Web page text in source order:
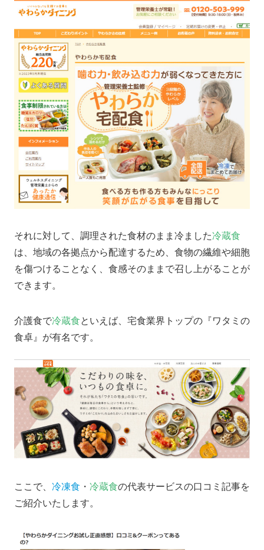
それに対して、調理された食材のまま冷ました冷蔵食
は、地域の各拠点から配達するため、食物の繊維や細胞
を傷つけることなく、食感そのままで召し上がることが
できます。
介護食で冷蔵食といえば、宅食業界トップの『ワタミの
食卓』が有名です。
ここで、 冷凍食 ・ 冷蔵食の代表サービスの口コミ記事を
ご紹介いたします。